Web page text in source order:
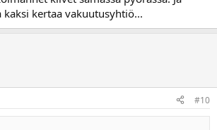
kertaa vakuutusyhtiö...
#10